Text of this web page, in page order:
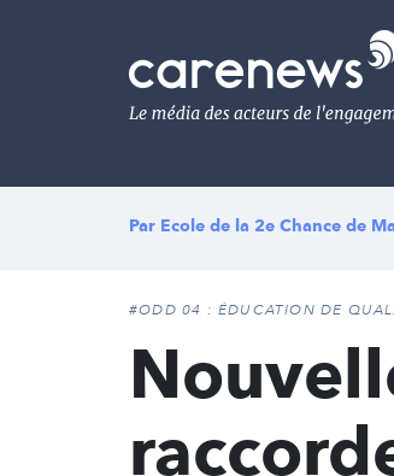
Le
média
de
l'engagement
Par Ecole de la 2e Chance de
#ODD 04 : ÉDUCATION DE